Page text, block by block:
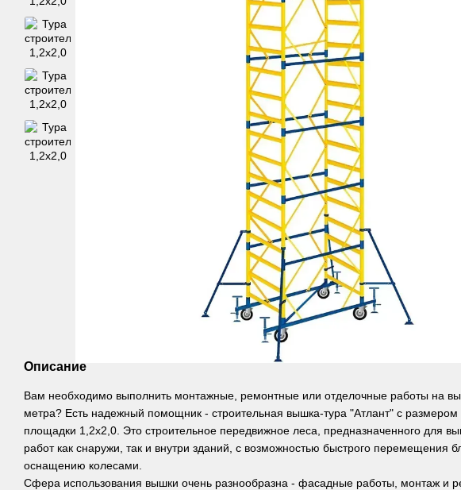
Описание
Вам необходимо выполнить монтажные, ремонтные или отделочные работы на
метра? Есть надежный помощник - строительная вышка-тура "Атлант" с размером
площадки 1,2х2,0. Это строительное передвижное леса, предназначенного для
работ как снаружи, так и внутри зданий, с возможностью быстрого перемещения
оснащению колесами.
Сфера использования вышки очень разнообразна - фасадные работы, монтаж и